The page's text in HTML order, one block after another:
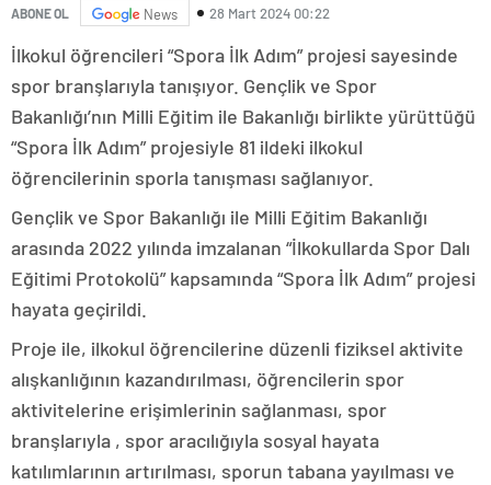
ABONE OL News 28 Mart 2024 00:22
İlkokul öğrencileri “Spora İlk Adım” projesi sayesinde
spor branşlarıyla tanışıyor. Gençlik ve Spor
Bakanlığı’nın Milli Eğitim ile Bakanlığı birlikte yürüttüğü
“Spora İlk Adım” projesiyle 81 ildeki ilkokul
öğrencilerinin sporla tanışması sağlanıyor.
Gençlik ve Spor Bakanlığı ile Milli Eğitim Bakanlığı
arasında 2022 yılında imzalanan “İlkokullarda Spor Dalı
Eğitimi Protokolü” kapsamında “Spora İlk Adım” projesi
hayata geçirildi.
Proje ile, ilkokul öğrencilerine düzenli fiziksel aktivite
alışkanlığının kazandırılması, öğrencilerin spor
aktivitelerine erişimlerinin sağlanması, spor
branşlarıyla , spor aracılığıyla sosyal hayata
katılımlarının artırılması, sporun tabana yayılması ve